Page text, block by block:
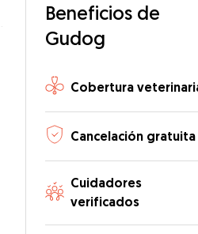
Beneficios de
Gudog
Cobertura
Cancelación gratuita
Cuidadores
verificados